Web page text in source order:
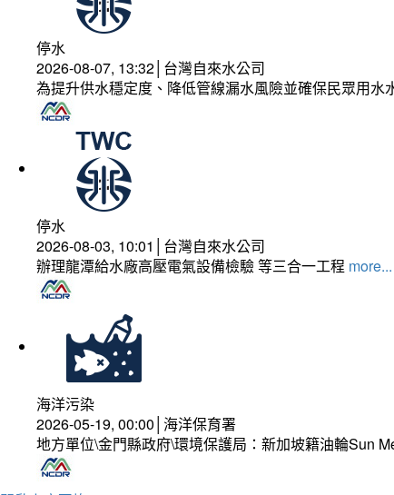
停水
2026-08-07, 13:32│台灣自來水公司
為提升供水穩定度、降低管線漏水風險並確保民眾用
停水
2026-08-03, 10:01│台灣自來水公司
辦理龍潭給水廠高壓電氣設備檢驗 等三合一工程 more...
海洋污染
2026-05-19, 00:00│海洋保育署
地方單位\金門縣政府\環境保護局：新加坡籍油輪Sun